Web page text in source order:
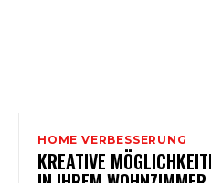
HOME VERBESSERUNG
KREATIVE